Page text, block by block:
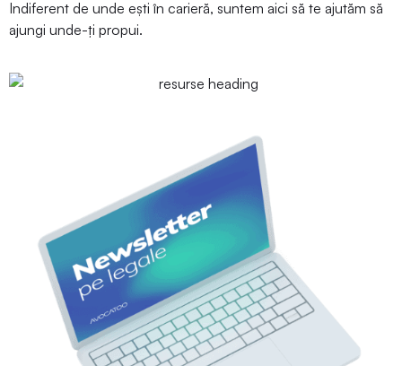
Indiferent de unde ești în carieră, suntem aici să te ajutăm să
ajungi unde-ți propui.